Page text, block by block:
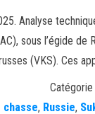
Analyse
sous l’égide
(VKS). Ces
Catégorie
chasse, Russie,